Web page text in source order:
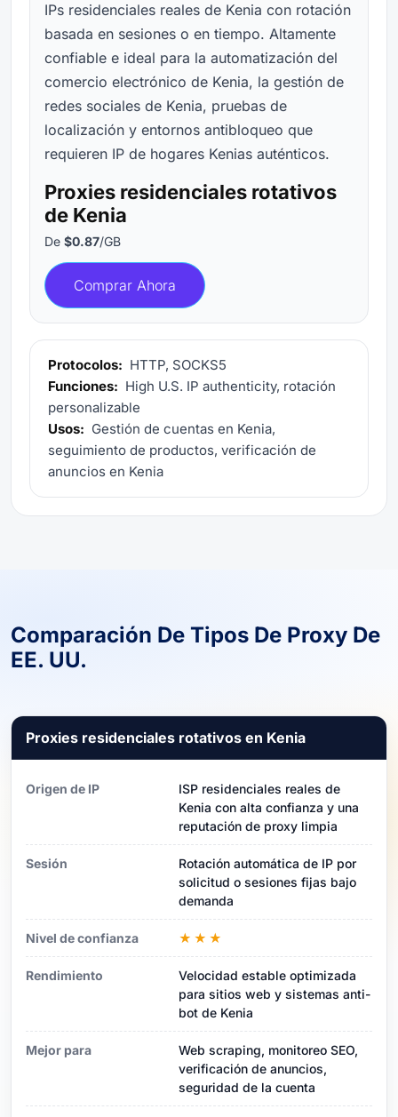
IPs residenciales reales de Kenia con rotación
basada en sesiones o en tiempo. Altamente
confiable e ideal para la automatización del
comercio electrónico de Kenia, la gestión de
redes sociales de Kenia, pruebas de
localización y entornos antibloqueo que
requieren IP de hogares Kenias auténticos.
Proxies residenciales rotativos
de Kenia
De $0.87/GB
Comprar Ahora
Protocolos: HTTP, SOCKS5
Funciones: High U.S. IP authenticity, rotación
personalizable
Usos: Gestión de cuentas en Kenia,
seguimiento de productos, verificación de
anuncios en Kenia
Comparación De Tipos De Proxy De
EE. UU.
Proxies residenciales rotativos en Kenia
Origen de IP
ISP residenciales reales de
Kenia con alta confianza y una
reputación de proxy limpia
Sesión
Rotación automática de IP por
solicitud o sesiones fijas bajo
demanda
Nivel de confianza ★★★
Rendimiento
Velocidad estable optimizada
para sitios web y sistemas anti-
bot de Kenia
Mejor para
Web scraping, monitoreo SEO,
verificación de anuncios,
seguridad de la cuenta